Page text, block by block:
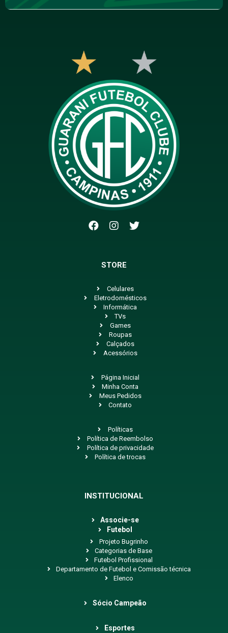
STORE
Celulares
Eletrodomésticos
Informática
TVs
Games
Roupas
Calçados
Acessórios
Página Inicial
Minha Conta
Meus Pedidos
Contato
Políticas
Política de Reembolso
Política de privacidade
Política de trocas
INSTITUCIONAL
Associe-se
Futebol
Projeto Bugrinho
Categorias de Base
Futebol Profissional
Departamento de Futebol e Comissão técnica
Elenco
Sócio Campeão
Esportes